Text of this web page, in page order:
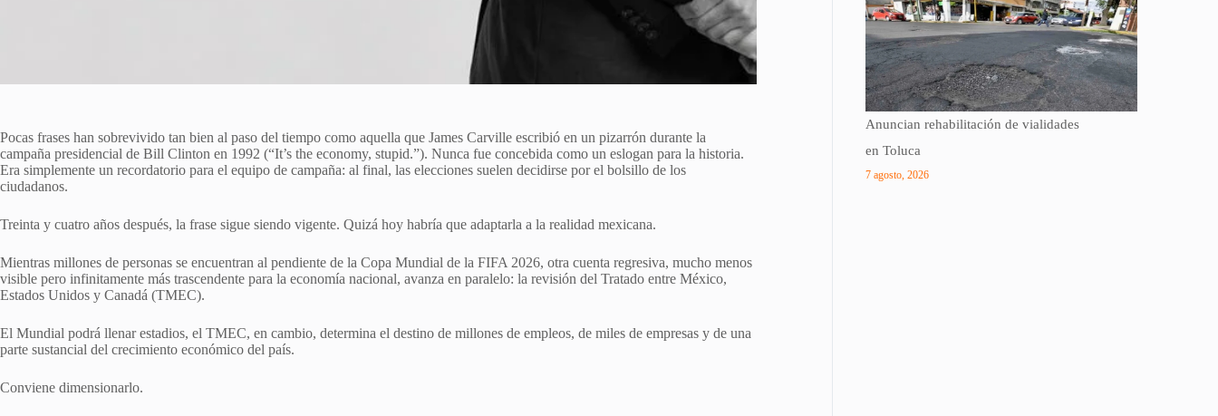
Pocas frases han sobrevivido tan bien al paso del tiempo como aquella que James Carville escribió en un pizarrón durante la
campaña presidencial de Bill Clinton en 1992 (“It’s the economy, stupid.”). Nunca fue concebida como un eslogan para la historia.
Era simplemente un recordatorio para el equipo de campaña: al final, las elecciones suelen decidirse por el bolsillo de los
ciudadanos.
Treinta y cuatro años después, la frase sigue siendo vigente. Quizá hoy habría que adaptarla a la realidad mexicana.
Mientras millones de personas se encuentran al pendiente de la Copa Mundial de la FIFA 2026, otra cuenta regresiva, mucho menos
visible pero infinitamente más trascendente para la economía nacional, avanza en paralelo: la revisión del Tratado entre México,
Estados Unidos y Canadá (TMEC).
El Mundial podrá llenar estadios, el TMEC, en cambio, determina el destino de millones de empleos, de miles de empresas y de una
parte sustancial del crecimiento económico del país.
Conviene dimensionarlo.
Anuncian rehabilitación de vialidades
en Toluca
7 agosto, 2026